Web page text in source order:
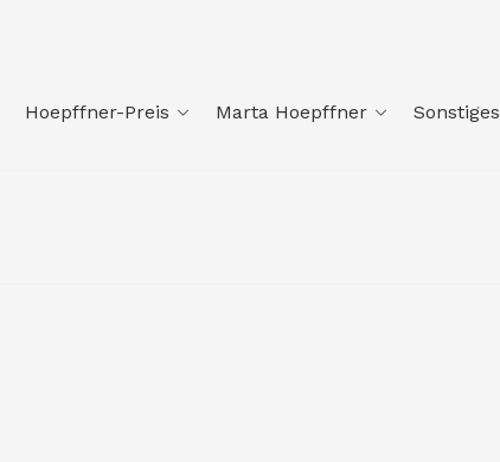
Hoepffner-Preis Marta Hoepffner Sonstiges